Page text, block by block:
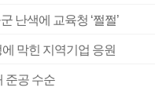
난색에 교육청 ‘쩔쩔’
막힌 지역기업 응원
준공 수순